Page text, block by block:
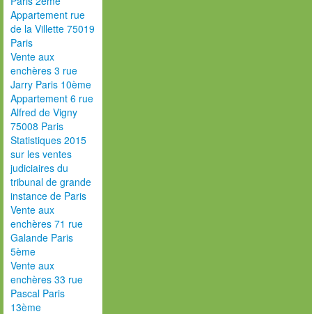
Appartement rue
de la Villette 75019
Paris
Vente aux
enchères 3 rue
Jarry Paris 10ème
Appartement 6 rue
Alfred de Vigny
75008 Paris
Statistiques 2015
sur les ventes
judiciaires du
tribunal de grande
instance de Paris
Vente aux
enchères 71 rue
Galande Paris
5ème
Vente aux
enchères 33 rue
Pascal Paris
13ème